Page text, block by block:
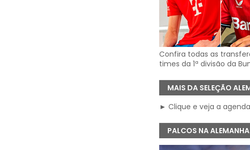
Confira todas as
times da 1ª divisão da
MAIS DA SELEÇÃO
► Clique e veja a
PALCOS NA ALEMANHA